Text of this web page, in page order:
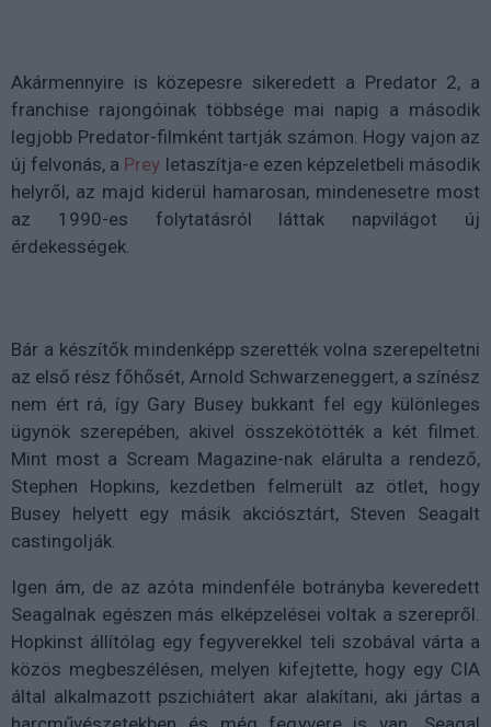
Akármennyire is közepesre sikeredett a Predator 2, a
franchise rajongóinak többsége mai napig a második
legjobb Predator-filmként tartják számon. Hogy vajon az
új felvonás, a Prey letaszítja-e ezen képzeletbeli második
helyről, az majd kiderül hamarosan, mindenesetre most
az 1990-es folytatásról láttak napvilágot új
érdekességek.
Bár a készítők mindenképp szerették volna szerepeltetni
az első rész főhősét, Arnold Schwarzeneggert, a színész
nem ért rá, így Gary Busey bukkant fel egy különleges
ügynök szerepében, akivel összekötötték a két filmet.
Mint most a Scream Magazine-nak elárulta a rendező,
Stephen Hopkins, kezdetben felmerült az ötlet, hogy
Busey helyett egy másik akciósztárt, Steven Seagalt
castingolják.
Igen ám, de az azóta mindenféle botrányba keveredett
Seagalnak egészen más elképzelései voltak a szerepről.
Hopkinst állítólag egy fegyverekkel teli szobával várta a
közös megbeszélésen, melyen kifejtette, hogy egy CIA
által alkalmazott pszichiátert akar alakítani, aki jártas a